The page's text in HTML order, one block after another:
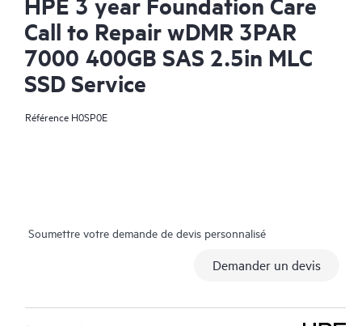
Call to Repair wDMR 3PAR
7000 400GB SAS 2.5in MLC
SSD Service
Référence H0SP0E
Soumettre votre demande de devis personnalisé
Demander un devis